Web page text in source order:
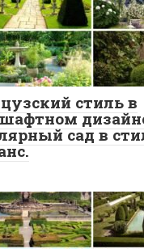
стиль в
сад в